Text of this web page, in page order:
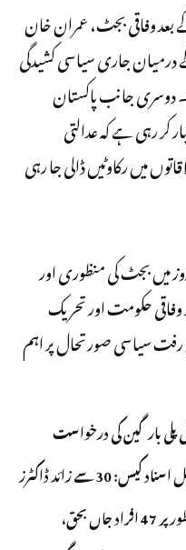
بعد وفاقی بجٹ، عمران خان
جاری سیاسی کشیدگی
جانب پاکستان
رہی ہے کہ عدالتی
میں رکاوٹیں ڈالی جا رہی
میں بجٹ کی منظوری اور
حکومت اور تحریک
سیاسی صورتحال پر اہم
پلی بارگین کی درخواست
جعلی پاکستان میڈیکل اینڈ ڈینٹل کونسل اسناد کیس: 30 سے زائد ڈاکٹرز
بارشوں کے باعث اب تک مجموعی طور پر 47 افراد جاں بحق،